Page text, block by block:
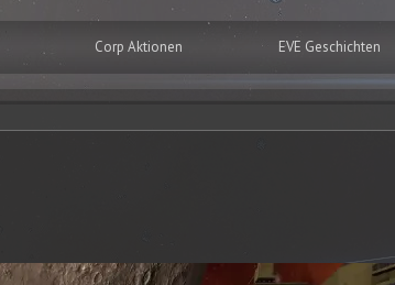
Corp Aktionen EVE Geschichten